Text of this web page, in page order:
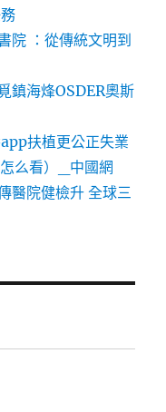
院 ：從傳統文明到
鎮海烽OSDER奧斯
扶植更公正失業
么看）_中國網
醫院健檢升 全球三